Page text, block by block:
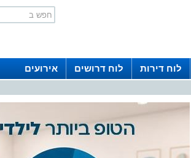
לוח דירות לוח דרושים אירועים